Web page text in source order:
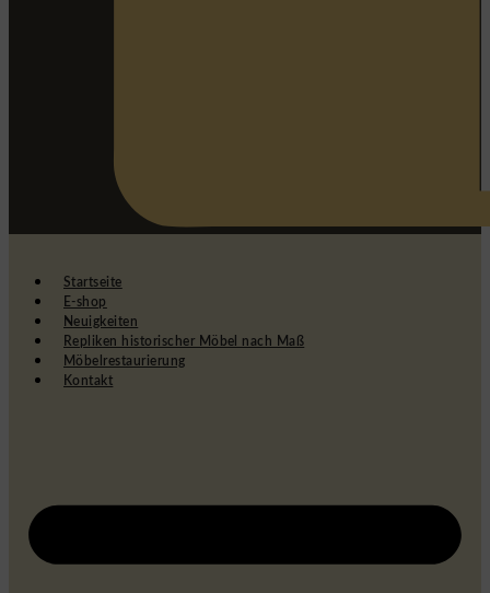
Startseite
E-shop
Neuigkeiten
Repliken historischer Möbel nach Maß
Möbelrestaurierung
Kontakt